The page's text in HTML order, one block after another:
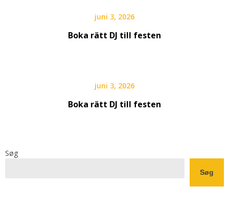
juni 3, 2026
Boka rätt DJ till festen
juni 3, 2026
Boka rätt DJ till festen
Søg
Søg